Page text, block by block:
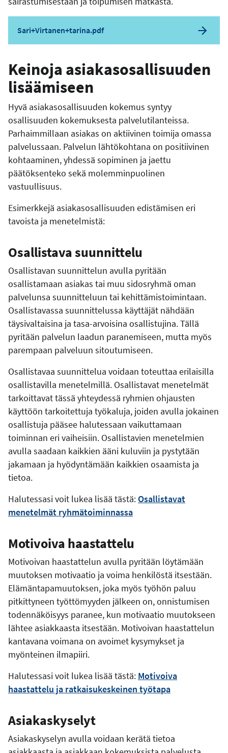
Sari+Virtanen+tarina.pdf
Keinoja asiakasosallisuuden
lisäämiseen
Hyvä asiakasosallisuuden kokemus syntyy
osallisuuden kokemuksesta palvelutilanteissa.
Parhaimmillaan asiakas on aktiivinen toimija omassa
palvelussaan. Palvelun lähtökohtana on positiivinen
kohtaaminen, yhdessä sopiminen ja jaettu
päätöksenteko sekä molemminpuolinen
vastuullisuus.
Esimerkkejä asiakasosallisuuden edistämisen eri
tavoista ja menetelmistä:
Osallistava suunnittelu
Osallistavan suunnittelun avulla pyritään
osallistamaan asiakas tai muu sidosryhmä oman
palvelunsa suunnitteluun tai kehittämistoimintaan.
Osallistavassa suunnittelussa käyttäjät nähdään
täysivaltaisina ja tasa-arvoisina osallistujina. Tällä
pyritään palvelun laadun paranemiseen, mutta myös
parempaan palveluun sitoutumiseen.
Osallistavaa suunnittelua voidaan toteuttaa erilaisilla
osallistavilla menetelmillä. Osallistavat menetelmät
tarkoittavat tässä yhteydessä ryhmien ohjausten
käyttöön tarkoitettuja työkaluja, joiden avulla jokainen
osallistuja pääsee halutessaan vaikuttamaan
toiminnan eri vaiheisiin. Osallistavien menetelmien
avulla saadaan kaikkien ääni kuluviin ja pystytään
jakamaan ja hyödyntämään kaikkien osaamista ja
tietoa.
Halutessasi voit lukea lisää tästä: Osallistavat
menetelmät ryhmätoiminnassa
Motivoiva haastattelu
Motivoivan haastattelun avulla pyritään löytämään
muutoksen motivaatio ja voima henkilöstä itsestään.
Elämäntapamuutoksen, joka myös työhön paluu
pitkittyneen työttömyyden jälkeen on, onnistumisen
todennäköisyys paranee, kun motivaatio muutokseen
lähtee asiakkaasta itsestään. Motivoivan haastattelun
kantavana voimana on avoimet kysymykset ja
myönteinen ilmapiiri.
Halutessasi voit lukea lisää tästä: Motivoiva
haastattelu ja ratkaisukeskeinen työtapa
Asiakaskyselyt
Asiakaskyselyn avulla voidaan kerätä tietoa